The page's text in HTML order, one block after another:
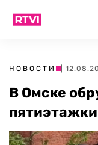
НОВОСТИ |
В Омске
пятиэтажки